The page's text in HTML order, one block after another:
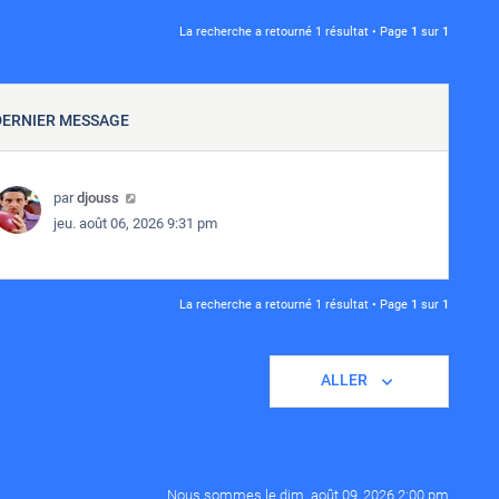
La recherche a retourné 1 résultat • Page 1 sur 1
MESSAGE
pardjouss
jeu. août 06, 2026 9:31 pm
La recherche a retourné 1 résultat • Page 1 sur 1
ALLER
Nous sommes le dim. août 09, 2026 2:00 pm